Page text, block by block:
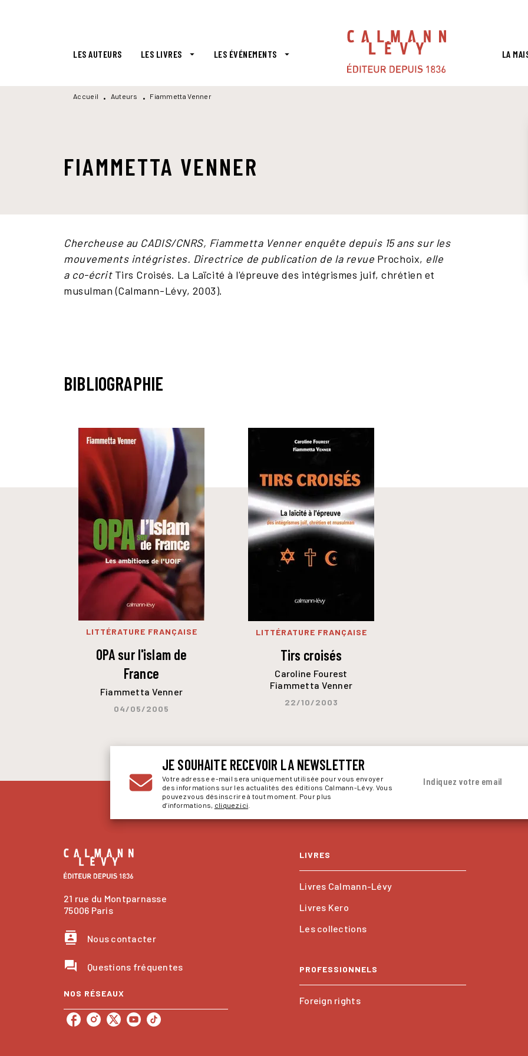
LES AUTEURS LES LIVRES arrow_drop_down LES ÉVÉNEMENTS arrow_drop_down LA
Accueil • Auteurs • Fiammetta Venner
FIAMMETTA VENNER
Chercheuse au CADIS/CNRS, Fiammetta Venner enquête depuis 15 ans sur les
mouvements intégristes. Directrice de publication de la revue Prochoix, elle
a co-écrit Tirs Croisés. La Laïcité à l'épreuve des intégrismes juif, chrétien et
musulman (Calmann-Lévy, 2003).
BIBLIOGRAPHIE
LITTÉRATURE FRANÇAISE
OPA sur l'islam de
France
Fiammetta Venner
04/05/2005
LITTÉRATURE FRANÇAISE
Tirs croisés
Caroline Fourest
Fiammetta Venner
22/10/2003
JE SOUHAITE RECEVOIR LA NEWSLETTER
Votre adresse e-mail sera uniquement utilisée pour vous envoyer
des informations sur les actualités des éditions Calmann-Lévy. Vous
pouvez vous désinscrire à tout moment. Pour plus
d’informations, cliquez ici
Indiquez votre email
21 rue du Montparnasse
75006 Paris
contacts Nous contacter
question_answer Questions fréquentes
NOS RÉSEAUX
LIVRES
Livres Calmann-Lévy
Livres Kero
Les collections
PROFESSIONNELS
Foreign rights